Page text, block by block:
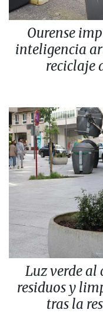
Ourense
inteligencia
reciclaje
Luz verde al
residuos y
tras la